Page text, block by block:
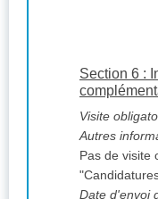
Section 6 :
Visite
Autres
Pas de visite
Date d'envoi